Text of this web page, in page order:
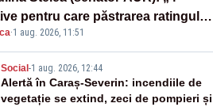
pentru care păstrarea ratingului
nu este o reușită pentru
Bolojan”
·1 aug. 2026, 11:51
Social -1 aug. 2026, 12:44
Alertă în Caraș-Severin: incendiile de
vegetație se extind, zeci de pompieri și